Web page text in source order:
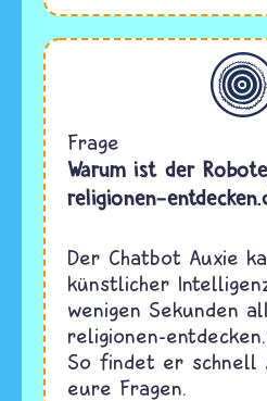
Allgemein
Frage
Warum ist der
religionen-
Der Chatbot Auxie
künstlicher
wenigen Sekunden
religionen-
So findet er schnell
eure Fragen.